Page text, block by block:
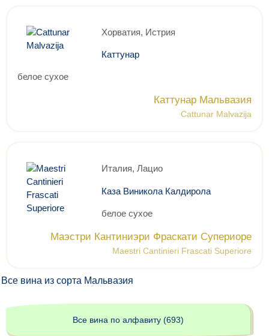
Хорватия, Истрия
Каттунар
белое сухое
Каттунар Мальвазия
Cattunar Malvazija
Италия, Лацио
Каза Виникола Калдирола
белое сухое
Маэстри Кантиниэри Фраскати Супериоре
Maestri Cantinieri Frascati Superiore
Все вина из сорта Мальвазия
Все вина по алфавиту (693)